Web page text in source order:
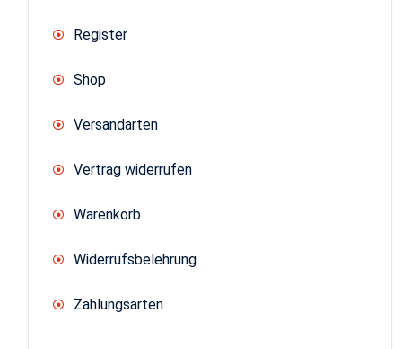
Register
Shop
Versandarten
Vertrag widerrufen
Warenkorb
Widerrufsbelehrung
Zahlungsarten